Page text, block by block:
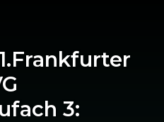
3: